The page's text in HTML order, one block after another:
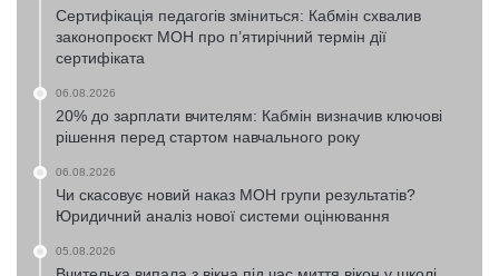
Сертифікація педагогів зміниться: Кабмін схвалив
законопроєкт МОН про п’ятирічний термін дії
сертифіката
06.08.2026
20% до зарплати вчителям: Кабмін визначив ключові
рішення перед стартом навчального року
06.08.2026
Чи скасовує новий наказ МОН групи результатів?
Юридичний аналіз нової системи оцінювання
05.08.2026